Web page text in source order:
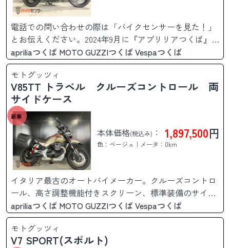
電話での問い合わせの際は「バイクセンサーを見た！」
とお伝えください。2024年9月に『アプリリアつくば』
『モトグッツィつくば』『ベスパつくば』が茨城県つく
ば市大角豆（ささぎ）にaprilia MOTO GUZZI Vespaの
正規取扱ディーラーとしてオープンしました。車両の販
売、修理、車検等を通じて皆様のより良いオートバイラ
イフのお手伝いができればと思いますので、聞いてみた
い事等あれば是非お問合せください。
apriliaつくば MOTO GUZZIつくば Vespaつくば
モトグッツィ
V85TT トラベル クルーズコントロール 両
サイドケース
新車
本体価格(税込み) ： 1,897,500円
色：ベージュ｜メータ：0km
イタリア最古のオートバイメーカー。クルーズコントロ
ール、高さ調整機能付きスクリーン、標準装備のサイド
ケース等、そのままロングツーリングに出かけられま
す。
apriliaつくば MOTO GUZZIつくば Vespaつくば
モトグッツィ
V7 SPORT(スポルト)